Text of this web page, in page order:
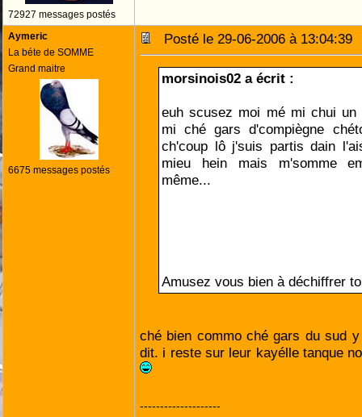
72927 messages postés
Aymeric
La béte de SOMME
Grand maitre
6675 messages postés
Posté le 29-06-2006 à
morsinois02 a écrit :
euh scusez moi mé mi chui
mi ché gars d'compiègne
ch'coup lô j'suis partis dain
mieu hein mais m'somme
même...
Amusez vous bien à déchiffrer
ché bien commo ché gars du sud
dit. i reste sur leur kayélle tanque
--------------------